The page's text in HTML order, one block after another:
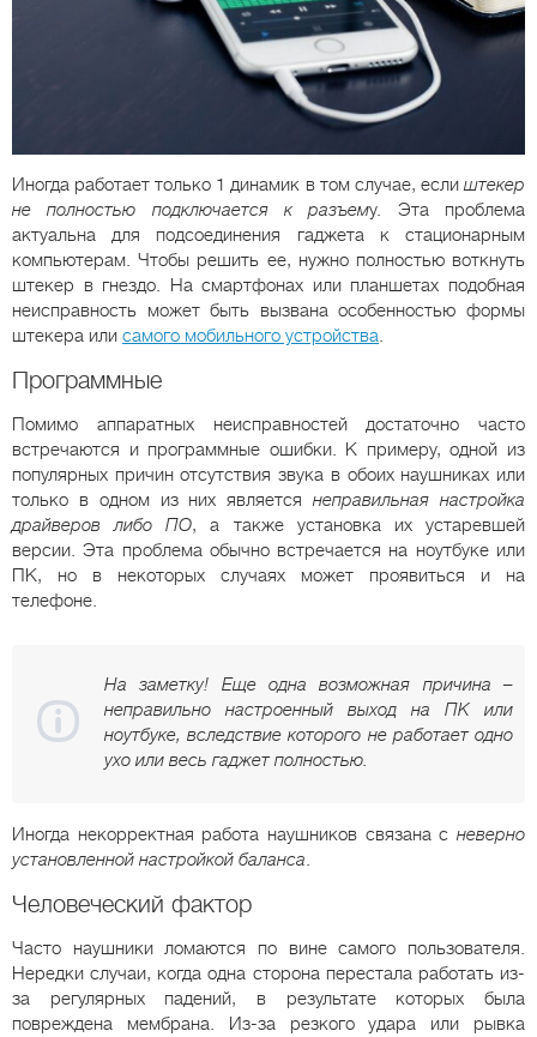
Иногда работает только 1 динамик в том случае, если штекер
не полностью подключается к разъему. Эта проблема
актуальна для подсоединения гаджета к стационарным
компьютерам. Чтобы решить ее, нужно полностью воткнуть
штекер в гнездо. На смартфонах или планшетах подобная
неисправность может быть вызвана особенностью формы
штекера или самого мобильного устройства.
Программные
Помимо аппаратных неисправностей достаточно часто
встречаются и программные ошибки. К примеру, одной из
популярных причин отсутствия звука в обоих наушниках или
только в одном из них являетсянеправильная настройка
драйверов либо ПО, а также установка их устаревшей
версии. Эта проблема обычно встречается на ноутбуке или
ПК, но в некоторых случаях может проявиться и на
телефоне.
На заметку! Еще одна возможная причина –
неправильно настроенный выход на ПК или
ноутбуке, вследствие которого не работает одно
ухо или весь гаджет полностью.
Иногда некорректная работа наушников связана с неверно
установленной настройкой баланса.
Человеческий фактор
Часто наушники ломаются по вине самого пользователя.
Нередки случаи, когда одна сторона перестала работать из-
за регулярных падений, в результате которых была
повреждена мембрана. Из-за резкого удара или рывка